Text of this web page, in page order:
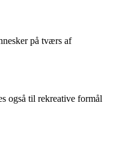
på tværs af
også til rekreative formål